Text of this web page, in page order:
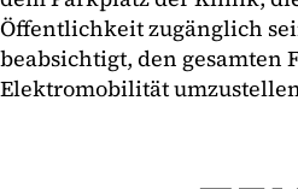
Öffentlichkeit zugänglich
beabsichtigt, den
Elektromobilität